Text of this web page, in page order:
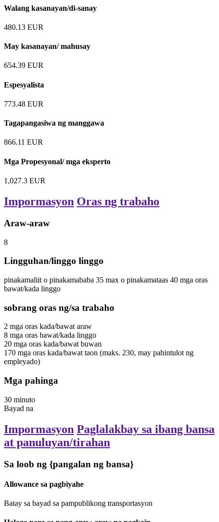
Walang kasanayan/di-sanay
480.13 EUR
May kasanayan/ mahusay
654.39 EUR
Espesyalista
773.48 EUR
Tagapangasiwa ng manggawa
866.11 EUR
Mga Propesyonal/ mga eksperto
1,027.3 EUR
Impormasyon Oras ng trabaho
Araw-araw
8
Lingguhan/linggo linggo
pinakamaliit o pinakamababa 35 max o pinakamataas 40 mga oras
bawat/kada linggo
sobrang oras ng/sa trabaho
2 mga oras kada/bawat araw
8 mga oras bawat/kada linggo
20 mga oras kada/bawat buwan
170 mga oras kada/bawat taon (maks. 230, may pahintulot ng
empleyado)
Mga pahinga
30 minuto
Bayad na
Impormasyon Paglalakbay sa ibang bansa
at panuluyan/tirahan
Sa loob ng {pangalan ng bansa}
Allowance sa pagbiyahe
Batay sa bayad sa pampublikong transportasyon